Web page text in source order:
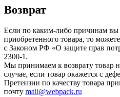
Возврат
Если по каким-либо причинам вы
приобретенного товара, то
с Законом РФ «О защите прав
2300-1.
Мы принимаем к возврату товар
случае, если товар окажется с
Претензии по качеству товара
почту mail@webpack.ru